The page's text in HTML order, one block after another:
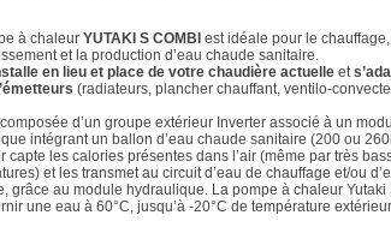
à chaleur YUTAKI S COMBI est idéale pour le
et la production d’eau chaude sanitaire.
en lieu et place de votre chaudière actuelle et
(radiateurs, plancher chauffant, ventilo-
d’un groupe extérieur Inverter associé à un
intégrant un ballon d’eau chaude sanitaire (200 ou
capte les calories présentes dans l’air (même par très
et les transmet au circuit d’eau de chauffage et/ou
grâce au module hydraulique. La pompe à chaleur Yutaki
une eau à 60°C, jusqu’à -20°C de température